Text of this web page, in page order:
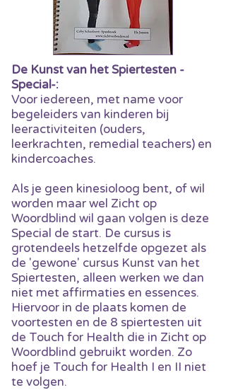
De Kunst van het Spiertesten -
Special-:
Voor iedereen, met name voor
begeleiders van kinderen bij
leeractiviteiten (ouders,
leerkrachten, remedial teachers) en
kindercoaches.
Als je geen kinesioloog bent, of wil
worden maar wel Zicht op
Woordblind wil gaan volgen is deze
Special de start. De cursus is
grotendeels hetzelfde opgezet als
de 'gewone' cursus Kunst van het
Spiertesten, alleen werken we dan
niet met affirmaties en essences.
Hiervoor in de plaats komen de
voortesten en de 8 spiertesten uit
de Touch for Health die in Zicht op
Woordblind gebruikt worden. Zo
hoef je Touch for Health I en II niet
te volgen.